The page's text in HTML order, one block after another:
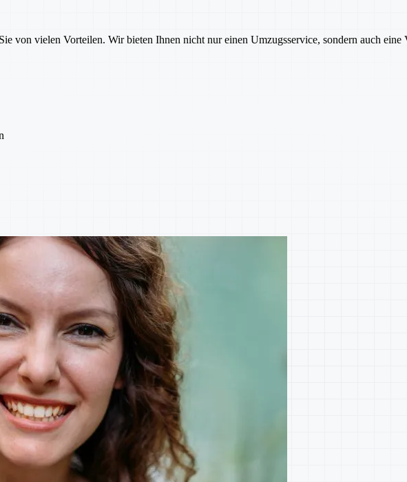
von vielen Vorteilen. Wir bieten Ihnen nicht nur einen Umzugsservice, sondern auch